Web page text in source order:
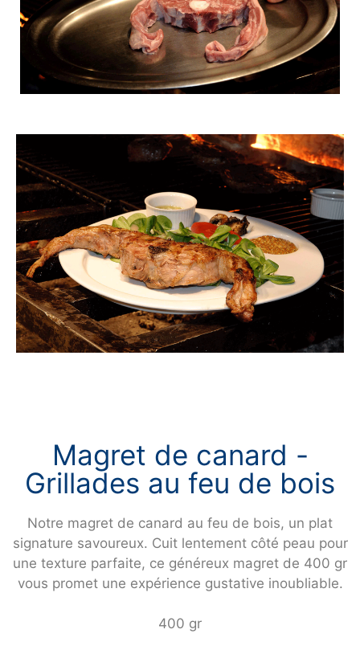
Magret de canard -
Grillades au feu de bois
Notre magret de canard au feu de bois, un plat
signature savoureux. Cuit lentement côté peau pour
une texture parfaite, ce généreux magret de 400 gr
vous promet une expérience gustative inoubliable.
400 gr